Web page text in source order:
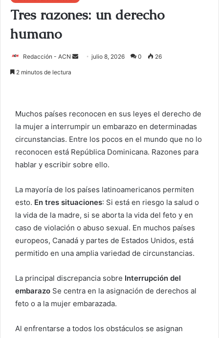
Tres razones: un derecho
humano
Redacción - ACN
r
u
n
c
o
e
l
e
c
r
ó
n
c
julio 8, 2026 0 26
2 minutos de lectura
Muchos países reconocen en sus leyes el derecho de
la mujer a interrumpir un embarazo en determinadas
circunstancias. Entre los pocos en el mundo que no lo
reconocen está República Dominicana. Razones para
hablar y escribir sobre ello.
La mayoría de los países latinoamericanos permiten
esto. En tres situaciones: Si está en riesgo la salud o
la vida de la madre, si se aborta la vida del feto y en
caso de violación o abuso sexual. En muchos países
europeos, Canadá y partes de Estados Unidos, está
permitido en una amplia variedad de circunstancias.
La principal discrepancia sobre Interrupción del
embarazo Se centra en la asignación de derechos al
feto o a la mujer embarazada.
Al enfrentarse a todos los obstáculos se asignan